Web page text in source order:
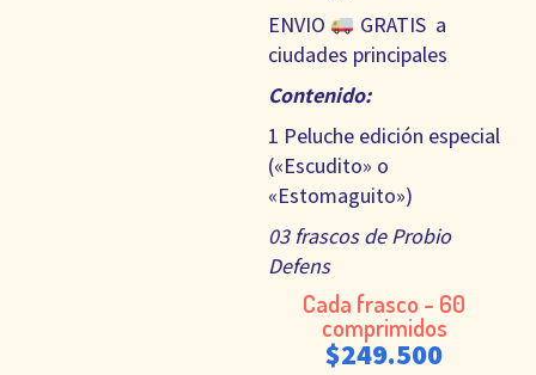
ENVIO
GRATIS a
ciudades principales
Contenido:
1 Peluche edición especial
(«Escudito» o
«Estomaguito»)
03 frascos de Probio
Defens
Cada frasco - 60
comprimidos
$249.500